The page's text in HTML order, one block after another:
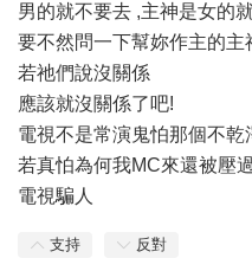
男的就不要去 ,主神是女的
要不然問一下幫妳作主的主
若祂們說沒關係
應該就沒關係了吧!
電視不是常演鬼怕那個不乾
若真怕為何我MC來還被壓
電視騙人
支持 反對